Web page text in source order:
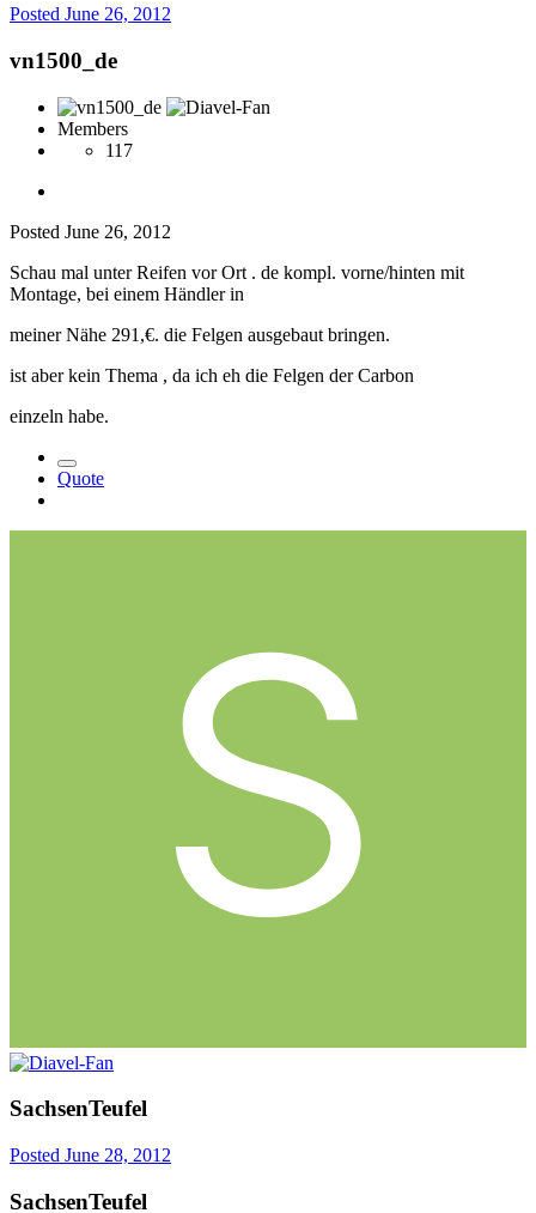
Posted June 26, 2012
vn1500_de
Members
117
Posted June 26, 2012
Schau mal unter Reifen vor Ort . de kompl. vorne/hinten mit
Montage, bei einem Händler in
meiner Nähe 291,€. die Felgen ausgebaut bringen.
ist aber kein Thema , da ich eh die Felgen der Carbon
einzeln habe.
Quote
SachsenTeufel
Posted June 28, 2012
SachsenTeufel